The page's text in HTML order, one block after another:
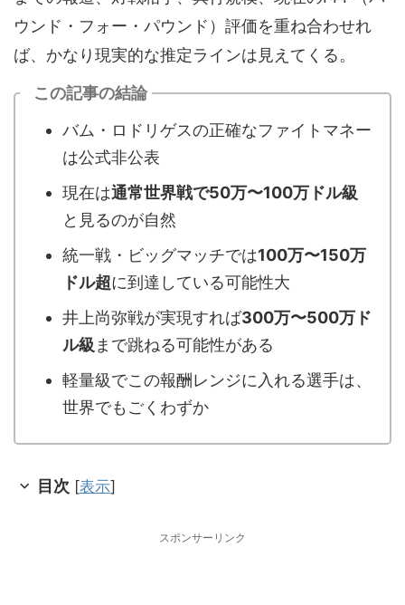
ウンド・フォー・パウンド）評価を重ね合わせれ
ば、かなり現実的な推定ラインは見えてくる。
この記事の結論
バム・ロドリゲスの正確なファイトマネー
は公式非公表
現在は通常世界戦で50万〜100万ドル級
と見るのが自然
統一戦・ビッグマッチでは100万〜150万
ドル超に到達している可能性大
井上尚弥戦が実現すれば300万〜500万ド
ル級 まで跳ねる可能性がある
軽量級でこの報酬レンジに入れる選手は、
世界でもごくわずか
目次 [表示]
スポンサーリンク